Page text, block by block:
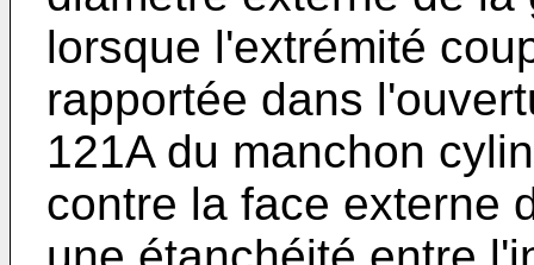
lorsque l'extrémité
rapportée dans
121A du manchon
contre la face externe